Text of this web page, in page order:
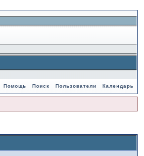
Помощь Поиск Пользователи Календарь